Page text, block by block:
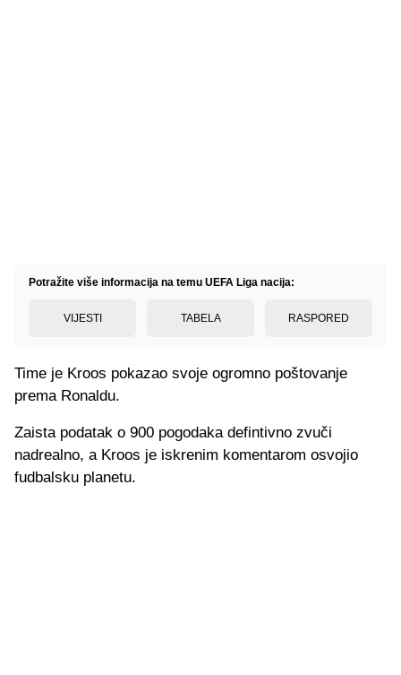
Potražite više informacija na temu UEFA Liga nacija:
VIJESTI TABELA RASPORED
Time je Kroos pokazao svoje ogromno poštovanje
prema Ronaldu.
Zaista podatak o 900 pogodaka defintivno zvuči
nadrealno, a Kroos je iskrenim komentarom osvojio
fudbalsku planetu.